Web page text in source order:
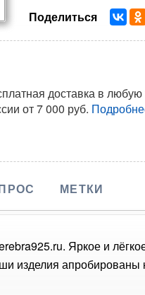
Поделиться
доставка в любую
от 7 000 руб.
МЕТКИ
Яркое и
изделия